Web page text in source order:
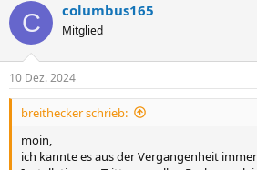
k
i
e
n
C columbus165
Mitglied
10 Dez. 2024
breithecker schrieb:
moin,
ich kannte es aus der Vergangenheit